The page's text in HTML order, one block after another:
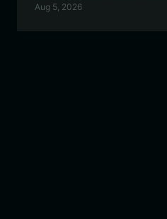
tier solution for high-speed,
Aug 5, 2026